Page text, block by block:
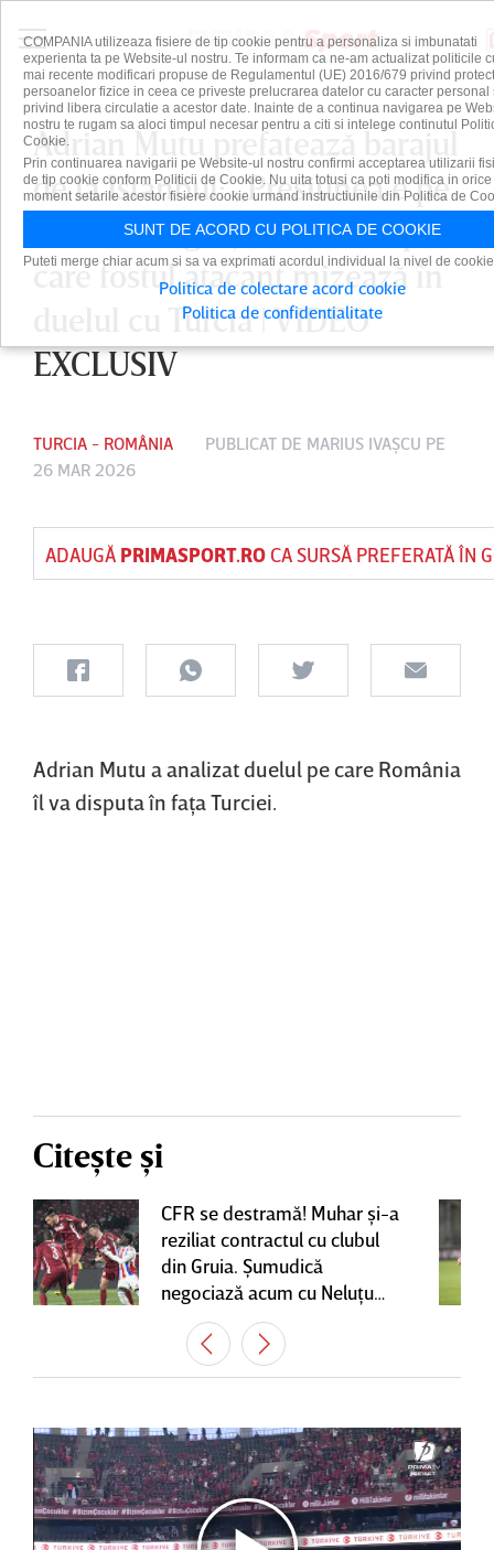
Adrian Mutu prefaţează barajul
de la Istanbul: „Presiunea e pe
Turcia, vor greşi”! Jucătorii pe
care fostul atacant mizează în
duelul cu Turcia | VIDEO
EXCLUSIV
TURCIA - ROMÂNIA PUBLICAT DE MARIUS IVAŞCU PE
26 MAR 2026
ADAUGĂ PRIMASPORT.ROCA SURSĂ PREFERATĂ ÎN
Adrian Mutu a analizat duelul pe care România
îl va disputa în faţa Turciei.
Citește și
CFR se destramă! Muhar şi-a
reziliat contractul cu clubul
din Gruia. Şumudică
negociază acum cu Neluţu
Varga, care mai are o
variantă pentru banca tehnică
| EXCLUSIV
COMPANIA utilizeaza fisiere de tip cookie pentru a personaliza si imbunatati
experienta ta pe Website-ul nostru. Te informam ca ne-am actualizat politicile
mai recente modificari propuse de Regulamentul (UE) 2016/679 privind
persoanelor fizice in ceea ce priveste prelucrarea datelor cu caracter personal
privind libera circulatie a acestor date. Inainte de a continua navigarea pe
nostru te rugam sa aloci timpul necesar pentru a citi si intelege continutul
Cookie.
Prin continuarea navigarii pe Website-ul nostru confirmi acceptarea utilizarii
de tip cookie conform Politicii de Cookie. Nu uita totusi ca poti modifica in orice
moment setarile acestor fisiere cookie urmand instructiunile din Politica de
SUNT DE ACORD CU POLITICA DE COOKIE
Puteti merge chiar acum si sa va exprimati acordul individual la nivel de
Politica de colectare acord cookie
Politica de confidentialitate